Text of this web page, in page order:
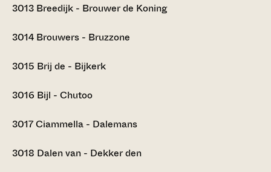
3013 Breedijk - Brouwer de Koning
3014 Brouwers - Bruzzone
3015 Brij de - Bijkerk
3016 Bijl - Chutoo
3017Ciammella - Dalemans
3018 Dalen van - Dekker den